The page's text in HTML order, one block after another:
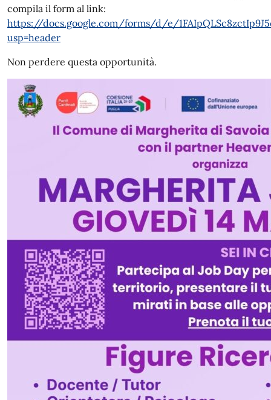
compila il form al link:
https://docs.google.com/forms/d/e/
usp=header
Non perdere questa opportunità.